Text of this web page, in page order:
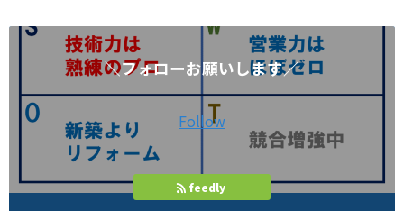
＼フォローお願いします／
Follow
feedly